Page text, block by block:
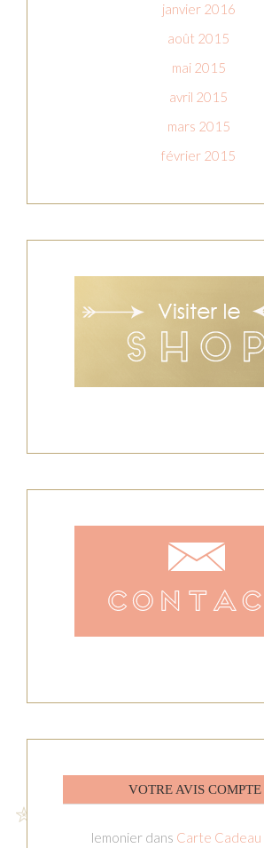
janvier 2016
août 2015
mai 2015
avril 2015
mars 2015
février 2015
VOTRE AVIS COMPTE
lemonier dans Carte Cadeau